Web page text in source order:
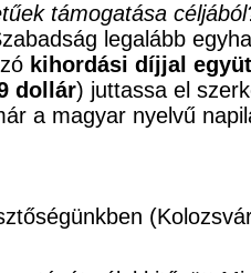
támogatása
legalább
kihordási díjjal
dollár) juttassa el
a magyar nyelvű